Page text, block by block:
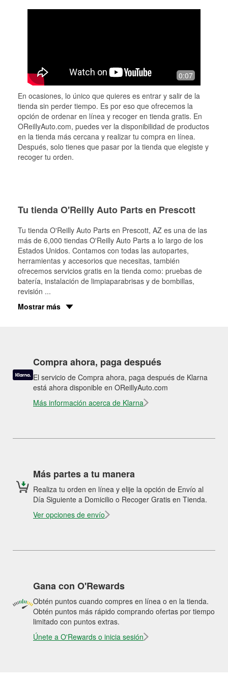
0:07
En ocasiones, lo único que quieres es entrar y salir de la
tienda sin perder tiempo. Es por eso que ofrecemos la
opción de ordenar en línea y recoger en tienda gratis. En
OReillyAuto.com, puedes ver la disponibilidad de productos
en la tienda más cercana y realizar tu compra en línea.
Después, solo tienes que pasar por la tienda que elegiste y
recoger tu orden.
Tu tienda O'Reilly Auto Parts en Prescott
Tu tienda O'Reilly Auto Parts en Prescott, AZ es una de las
más de 6,000 tiendas O'Reilly Auto Parts a lo largo de los
Estados Unidos. Contamos con todas las autopartes,
herramientas y accesorios que necesitas, también
ofrecemos servicios gratis en la tienda como: pruebas de
batería, instalación de limpiaparabrisas y de bombillas,
revisión ...
Mostrar más
Compra ahora, paga después
El servicio de Compra ahora, paga después de Klarna
está ahora disponible en OReillyAuto.com
Más información acerca de Klarna
Más partes a tu manera
Realiza tu orden en línea y elije la opción de Envío al
Día Siguiente a Domicilio o Recoger Gratis en Tienda.
Ver opciones de envío
Gana con O'Rewards
Obtén puntos cuando compres en línea o en la tienda.
Obtén puntos más rápido comprando ofertas por tiempo
limitado con puntos extras.
Únete a O'Rewards o inicia sesión